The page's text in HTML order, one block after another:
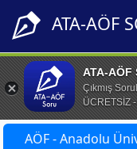
ATA-AÖF
ATA-AÖF
Çıkmış
ÜCRETSİZ
AÖF - Anadolu